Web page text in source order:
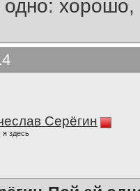
одно:
Серёгин
здесь